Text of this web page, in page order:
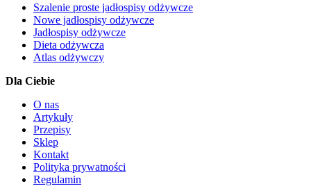
Szalenie proste jadłospisy odżywcze
Nowe jadłospisy odżywcze
Jadłospisy odżywcze
Dieta odżywcza
Atlas odżywczy
Dla Ciebie
O nas
Artykuły
Przepisy
Sklep
Kontakt
Polityka prywatności
Regulamin